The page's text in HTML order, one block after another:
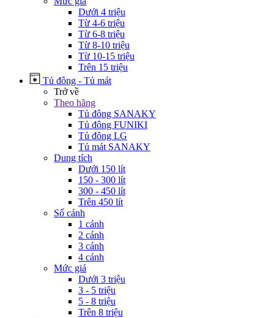
Dưới 4 triệu
Từ 4-6 triệu
Từ 6-8 triệu
Từ 8-10 triệu
Từ 10-15 triệu
Trên 15 triệu
Tủ đông - Tủ mát
Trở về
Theo hãng
Tủ đông SANAKY
Tủ đông FUNIKI
Tủ đông LG
Tủ mát SANAKY
Dung tích
Dưới 150 lít
150 - 300 lít
300 - 450 lít
Trên 450 lít
Số cánh
1 cánh
2 cánh
3 cánh
4 cánh
Mức giá
Dưới 3 triệu
3 - 5 triệu
5 - 8 triệu
Trên 8 triệu